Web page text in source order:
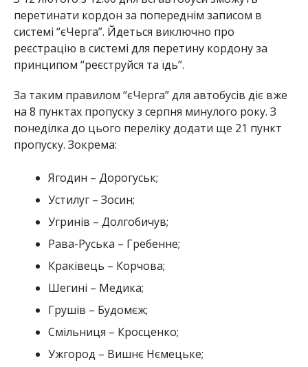
перетинати кордон за попереднім записом в
системі “єЧерга”. Йдеться виключно про
реєстрацію в системі для перетину кордону за
принципом “реєструйся та їдь”.
За таким правилом “єЧерга” для автобусів діє вже
на 8 пунктах пропуску з серпня минулого року. З
понеділка до цього переліку додати ще 21 пункт
пропуску. Зокрема:
Ягодин – Дорогуськ;
Устилуг – Зосин;
Угринів – Долгобичув;
Рава-Руська – Гребенне;
Краківець – Корчова;
Шегині – Медика;
Грушів – Будомєж;
Смільниця – Кросценко;
Ужгород – Вишнє Нємецьке;